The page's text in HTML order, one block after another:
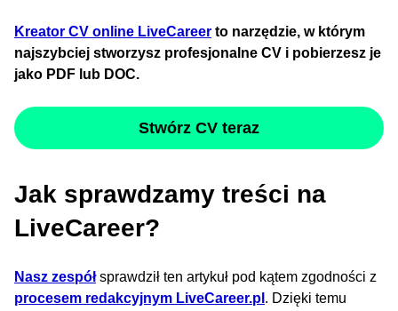
Kreator CV online LiveCareer to narzędzie, w którym
najszybciej stworzysz profesjonalne CV i pobierzesz je
jako PDF lub DOC.
Stwórz CV teraz
Jak sprawdzamy treści na
LiveCareer?
Nasz zespółsprawdził ten artykuł pod kątem zgodności z
procesem redakcyjnym LiveCareer.pl . Dzięki temu